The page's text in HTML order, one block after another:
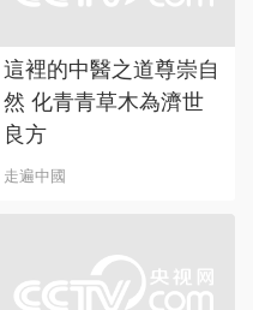
這裡的中醫之道尊崇自
然 化青青草木為濟世
良方
走遍中國